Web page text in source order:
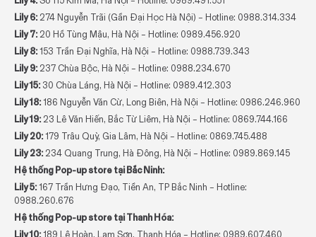
Lily 6: 274 Nguyễn Trãi (Gần Đại Học Hà Nội) – Hotline: 0988.314.334
Lily 7: 20 Hồ Tùng Mậu, Hà Nội – Hotline: 0989.456.920
Lily 8: 153 Trần Đại Nghĩa, Hà Nội – Hotline: 0988.739.343
Lily 9: 237 Chùa Bộc, Hà Nội – Hotline: 0988.234.670
Lily 15: 30 Chùa Láng, Hà Nội – Hotline: 0989.412.303
Lily 18: 186 Nguyễn Văn Cừ, Long Biên, Hà Nội – Hotline: 0986.246.960
Lily 19: 23 Lê Văn Hiến, Bắc Từ Liêm, Hà Nội – Hotline: 0869.744.166
Lily 20: 179 Trâu Quỳ, Gia Lâm, Hà Nội – Hotline: 0869.745.488
Lily 23: 234 Quang Trung, Hà Đông, Hà Nội – Hotline: 0989.869.145
Hệ thống Pop-up store tại Bắc Ninh:
Lily 5: 167 Trần Hưng Đạo, Tiền An, TP Bắc Ninh – Hotline:
0988.260.676
Hệ thống Pop-up store tại Thanh Hóa:
Lily 10: 189 Lê Hoàn, Lam Sơn, Thanh Hóa – Hotline: 0989.607.460